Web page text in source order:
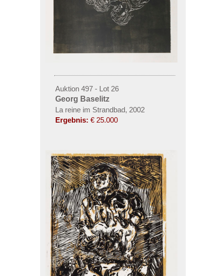
Auktion 497 - Lot 26
Georg Baselitz
La reine im Strandbad, 2002
Ergebnis: € 25.000